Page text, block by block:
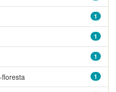
1
1
1
1